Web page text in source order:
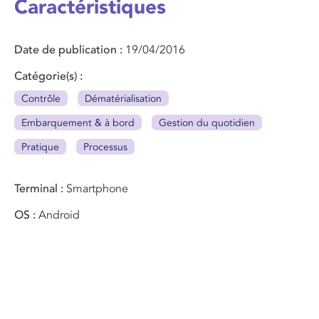
Caractéristiques
Date de publication
19/04/2016
Catégorie(s)
Contrôle
Dématérialisation
Embarquement & à bord
Gestion du quotidien
Pratique
Processus
Terminal
Smartphone
OS
Android